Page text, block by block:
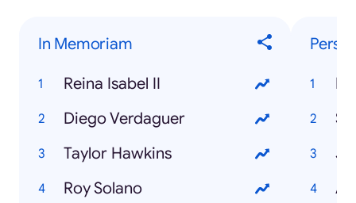
In Memoriam
Reina Isabel II
Diego Verdaguer
Taylor Hawkins
Roy Solano